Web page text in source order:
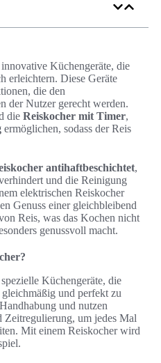
Küchengeräte, die
erleichtern. Diese Geräte
die den
der Nutzer gerecht werden.
die Reiskocher mit Timer,
ermöglichen, sodass der Reis
antihaftbeschichtet,
und die Reinigung
elektrischen Reiskocher
Genuss einer gleichbleibend
Reis, was das Kochen nicht
genussvoll macht.
Küchengeräte, die
und perfekt zu
und nutzen
Zeitregulierung, um jedes Mal
Mit einem Reiskocher wird